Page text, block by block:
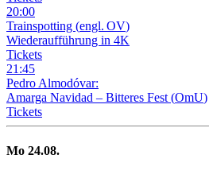
20:00
Trainspotting (engl. OV)
Wiederaufführung in 4K
Tickets
21 :45
Pedro Almodóvar:
Amarga Navidad – Bitteres Fest (OmU)
Tickets
Mo 24.08.